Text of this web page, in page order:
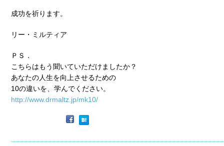
成功を祈ります。
リー・ミルティア
ＰＳ．
こちらはもう聞いていただけましたか？
あなたの人生を向上させるための
10の違いを、学んでください。
http://www.drmaltz.jp/mk10/